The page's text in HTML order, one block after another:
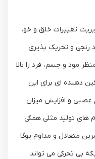
تغییرات خلق و خو،
رنجی و تحریک پذیری
مود و جسم، فرد را بالا
دهنده ای برای این
و افزایش میزان
های تولید مثلی همگی
متعادل و مداوم یوگا
بی تحرکی می تواند